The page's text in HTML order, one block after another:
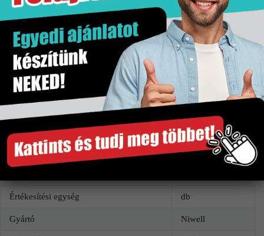
A képek tájékoztató jellegűek és kiegészítőket
tartalmazhatnak.
A színek/minták a valóságban eltérhetnek.
Gyártó
Kiszerelés
Értékesítési egység db
Gyártó Niwell